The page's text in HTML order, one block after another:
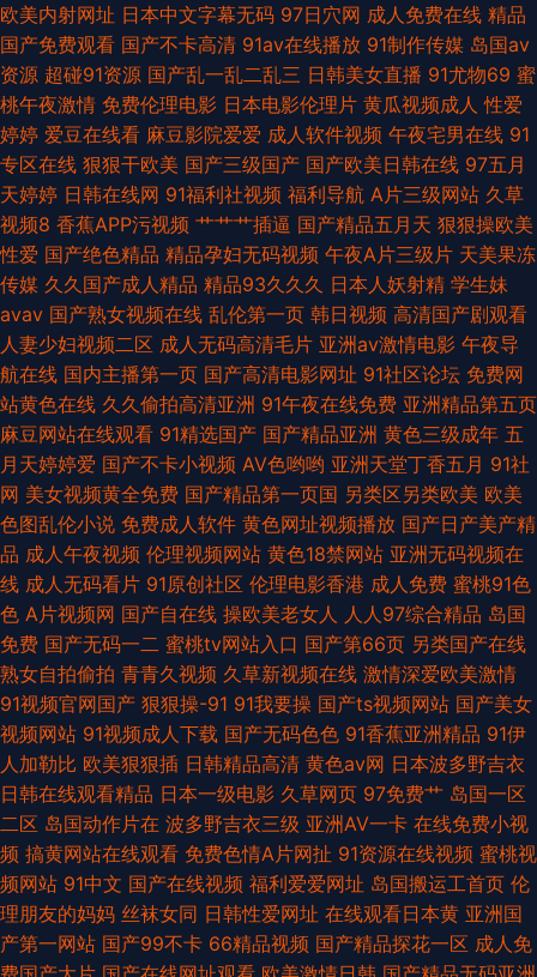
六月天婷婷丁香 91涩涩网站 男人天堂网AV 伊人影院成人A片 国产视频三级
三级在线观看 大香蕉岛国片 91黑丝后入 超碰国产在线 免费看a的网址 含羞
草91 宅男深夜影院
欧美内射网址 日本中文字幕无码 97日穴网 成人免费在线 精品
国产免费观看 国产不卡高清 91av在线播放 91制作传媒 岛国av
资源 超碰91资源 国产乱一乱二乱三 日韩美女直播 91尤物69 蜜
桃午夜激情 免费伦理电影 日本电影伦理片 黄瓜视频成人 性爱
婷婷 爱豆在线看 麻豆影院爱爱 成人软件视频 午夜宅男在线 91
专区在线 狠狠干欧美 国产三级国产 国产欧美日韩在线 97五月
天婷婷 日韩在线网 91福利社视频 福利导航 A片三级网站 久草
视频8 香蕉APP污视频 艹艹艹插逼 国产精品五月天 狠狠操欧美
性爱 国产绝色精品 精品孕妇无码视频 午夜A片三级片 天美果冻
传媒 久久国产成人精品 精品93久久久 日本人妖射精 学生妹
avav 国产熟女视频在线 乱伦第一页 韩日视频 高清国产剧观看
人妻少妇视频二区 成人无码高清毛片 亚洲av激情电影 午夜导
航在线 国内主播第一页 国产高清电影网址 91社区论坛 免费网
站黄色在线 久久偷拍高清亚洲 91午夜在线免费 亚洲精品第五页
麻豆网站在线观看 91精选国产 国产精品亚洲 黄色三级成年 五
月天婷婷爱 国产不卡小视频 AV色哟哟 亚洲天堂丁香五月 91社
网 美女视频黄全免费 国产精品第一页国 另类区另类欧美 欧美
色图乱伦小说 免费成人软件 黄色网址视频播放 国产日产美产精
品 成人午夜视频 伦理视频网站 黄色18禁网站 亚洲无码视频在
线 成人无码看片 91原创社区 伦理电影香港 成人免费 蜜桃91色
色 A片视频网 国产自在线 操欧美老女人 人人97综合精品 岛国
免费 国产无码一二 蜜桃tv网站入口 国产第66页 另类国产在线
熟女自拍偷拍 青青久视频 久草新视频在线 激情深爱欧美激情
91视频官网国产 狠狠操-91 91我要操 国产ts视频网站 国产美女
视频网站 91视频成人下载 国产无码色色 91香蕉亚洲精品 91伊
人加勒比 欧美狠狠插 日韩精品高清 黄色av网 日本波多野吉衣
日韩在线观看精品 日本一级电影 久草网页 97免费艹 岛国一区
二区 岛国动作片在 波多野吉衣三级 亚洲AV一卡 在线免费小视
频 搞黄网站在线观看 免费色情A片网扯 91资源在线视频 蜜桃视
频网站 91中文 国产在线视频 福利爱爱网址 岛国搬运工首页 伦
理朋友的妈妈 丝袜女同 日韩性爱网址 在线观看日本黄 亚洲国
产第一网站 国产99不卡 66精品视频 国产精品探花一区 成人免